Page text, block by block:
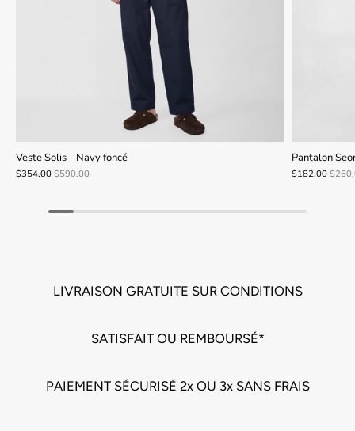
Veste Solis - Navy foncé
$354.00 $590.00
Pantalon
$182.00
LIVRAISON GRATUITE SUR CONDITIONS
SATISFAIT OU REMBOURSÉ*
PAIEMENT SÉCURISÉ 2x OU 3x SANS FRAIS